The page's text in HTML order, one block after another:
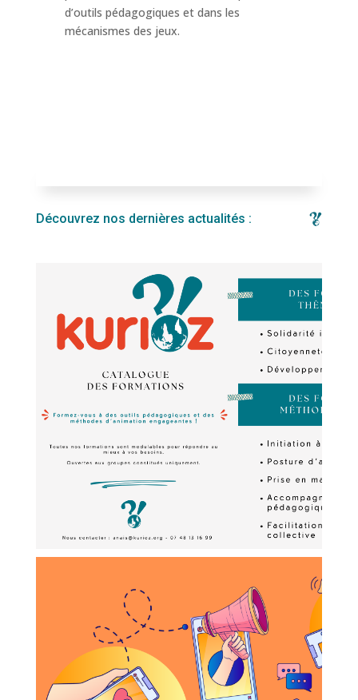
d’outils pédagogiques et dans les
mécanismes des jeux.
Découvrez nos dernières actualités :